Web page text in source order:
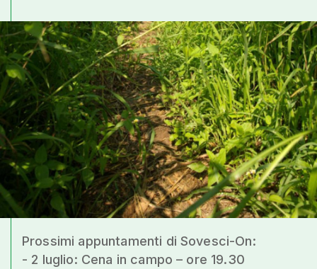
Prossimi appuntamenti di Sovesci-On:
- 2 luglio: Cena in campo – ore 19.30